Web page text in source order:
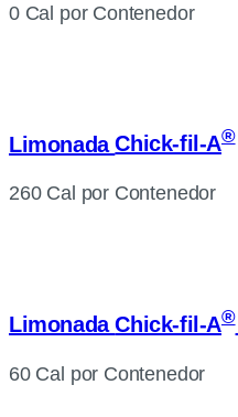
0 Cal por Contenedor
LimonadaChick-fil-A®
260 Cal por Contenedor
LimonadaChick-fil-A®
60 Cal por Contenedor